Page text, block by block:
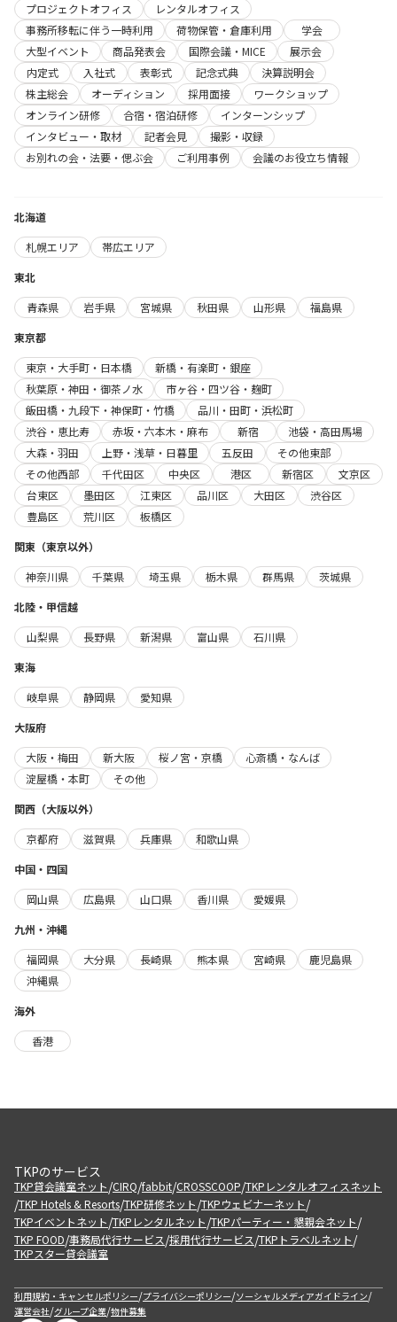
プロジェクトオフィス
レンタルオフィス
事務所移転に伴う一時利用
荷物保管・倉庫利用
学会
大型イベント
商品発表会 国際会議・MICE
展示会
内定式
入社式 表彰式 記念式典
決算説明会
株主総会
オーディション 採用面接
ワークショップ
オンライン研修
合宿・宿泊研修
インターンシップ
インタビュー・取材
記者会見
撮影・収録
お別れの会・法要・偲ぶ会
ご利用事例 会議のお役立ち情報
北海道
札幌エリア
帯広エリア
東北
青森県
岩手県 宮城県 秋田県 山形県
福島県
東京都
東京・大手町・日本橋
新橋・有楽町・銀座
秋葉原・神田・御茶ノ水
市ヶ谷・四ツ谷・麹町
飯田橋・九段下・神保町・竹橋
品川・田町・浜松町
渋谷・恵比寿
赤坂・六本木・麻布 新宿
池袋・高田馬場
大森・羽田
上野・浅草・日暮里 五反田
その他東部
その他西部
千代田区 中央区 港区 新宿区
文京区
台東区
墨田区 江東区 品川区 大田区
渋谷区
豊島区
荒川区
板橋区
関東（東京以外）
神奈川県
千葉県 埼玉県 栃木県 群馬県
茨城県
北陸・甲信越
山梨県
長野県 新潟県 富山県
石川県
東海
岐阜県
静岡県
愛知県
大阪府
大阪・梅田
新大阪 桜ノ宮・京橋
心斎橋・なんば
淀屋橋・本町
その他
関西（大阪以外）
京都府
滋賀県 兵庫県
和歌山県
中国・四国
岡山県
広島県 山口県 香川県
愛媛県
九州・沖縄
福岡県
大分県 長崎県 熊本県 宮崎県
鹿児島県
沖縄県
海外
香港
TKPのサービス
TKP貸会議室ネット/CIRQ/fabbit/CROSSCOOP/TKPレンタルオフィスネット
/TKP Hotels & Resorts/TKP研修ネット/TKPウェビナーネット/
TKPイベントネット/TKPレンタルネット/TKPパーティー・懇親会ネット/
TKP FOOD/事務局代行サービス/採用代行サービス/TKPトラベルネット/
TKPスター貸会議室
利用規約・キャンセルポリシー/プライバシーポリシー/ソーシャルメディアガイドライン/
運営会社/グループ企業/物件募集